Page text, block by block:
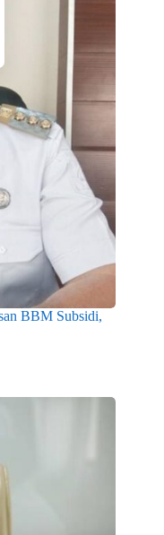
BBM Subsidi,